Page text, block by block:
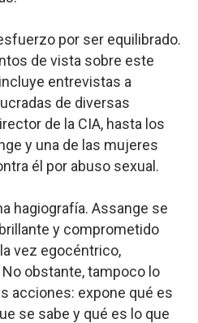
por ser equilibrado.
de vista sobre este
entrevistas a
de diversas
de la CIA, hasta los
y una de las mujeres
él por abuso sexual.
hagiografía. Assange se
y comprometido
vez egocéntrico,
obstante, tampoco lo
acciones: expone qué es
se sabe y qué es lo que